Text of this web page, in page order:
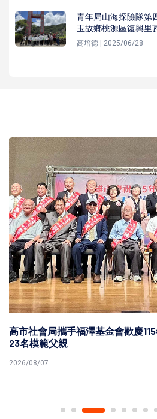
青年局山海探險隊第
玉故鄉桃源區復興里
高培德 | 2025/06/28
高市社會局攜手福澤基金會歡慶
23名模範父親
2026/08/07